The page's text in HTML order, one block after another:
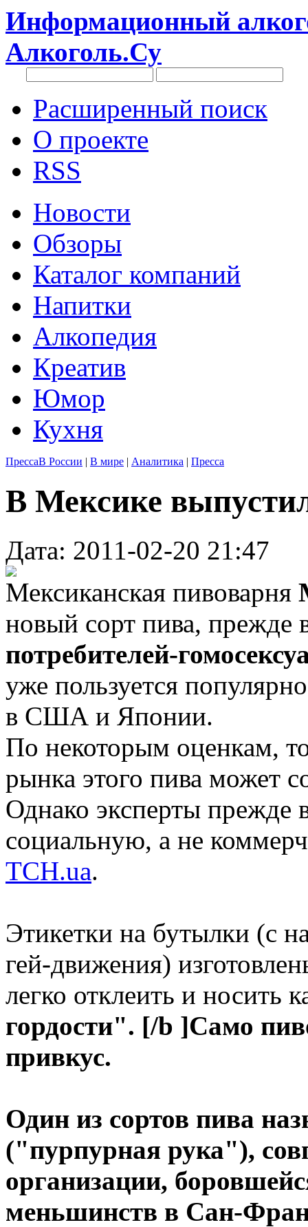
Информационный
Алкоголь.Су
Расширенный поиск
О проекте
RSS
Новости
Обзоры
Каталог компаний
Напитки
Алкопедия
Креатив
Юмор
Кухня
ПрессаВ России | В мире | Аналитика | Пресса
В Мексике
Дата: 2011-02-20 21:47
Мексиканская пивоварня
новый сорт пива, прежде
потребителей-
уже пользуется
в США и Японии.
По некоторым оценкам,
рынка этого пива может
Однако эксперты прежде
социальную, а не
TCH.ua.
Этикетки на бутылки (с
гей-движения)
легко отклеить и носить
гордости". [/b ]Само
привкус.
Один из сортов пива
("пурпурная рука"),
организации,
меньшинств в Сан-